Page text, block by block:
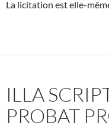
La licitation est elle-
ILLA
PROBAT